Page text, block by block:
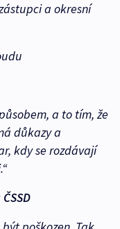
a okresní
a to tím, že
důkazy a
kdy se rozdávají